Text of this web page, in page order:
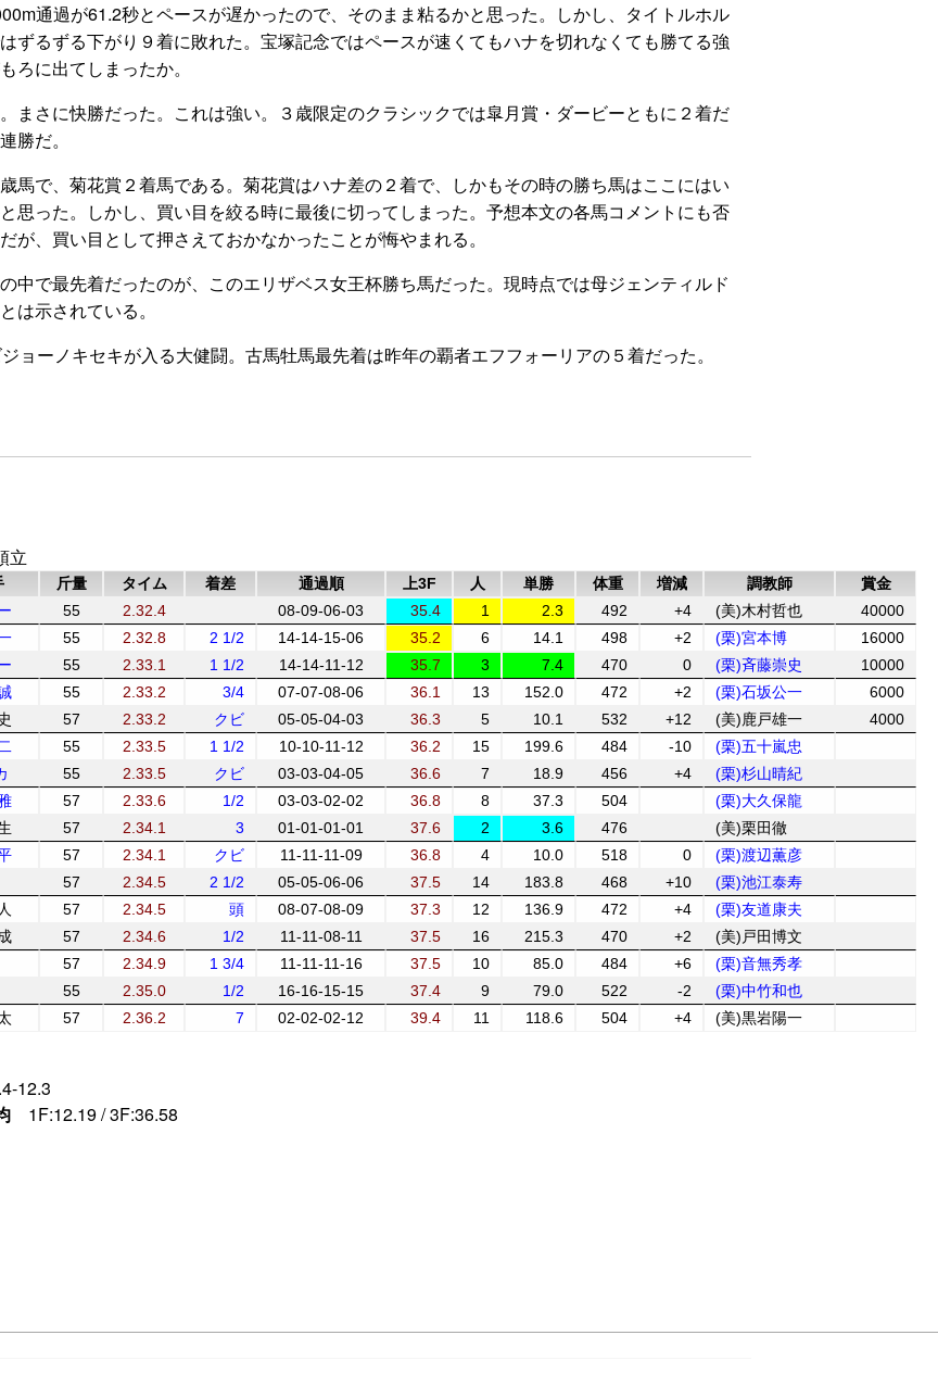
通過が61.2秒とペースが遅かったので、そのまま粘るかと思った。しかし、タイトルホル
ずるずる下がり９着に敗れた。宝塚記念ではペースが速くてもハナを切れなくても勝てる強
ろに出てしまったか。
まさに快勝だった。これは強い。３歳限定のクラシックでは皐月賞・ダービーともに２着だ
勝だ。
馬で、菊花賞２着馬である。菊花賞はハナ差の２着で、しかもその時の勝ち馬はここにはい
思った。しかし、買い目を絞る時に最後に切ってしまった。予想本文の各馬コメントにも否
が、買い目として押さえておかなかったことが悔やまれる。
中で最先着だったのが、このエリザベス女王杯勝ち馬だった。現時点では母ジェンティルド
は示されている。
ョーノキセキが入る大健闘。古馬牡馬最先着は昨年の覇者エフフォーリアの５着だった。
立
斤量 タイム 着差 通過順 上3F 人 単勝 体重 増減 調教師
賞金
55 2.32.4 08-09-06-03 35.4 1 2.3 492 +4 (美)木村哲也
40000
55 2.32.8 2 1/2 14-14-15-06 35.2 6 14.1 498 +2 (栗)宮本博
16000
55 2.33.1 1 1/2 14-14-11-12 35.7 3 7.4 470 0 (栗)斉藤崇史
10000
55 2.33.2 3/4 07-07-08-06 36.1 13 152.0 472 +2 (栗)石坂公一
6000
57 2.33.2 クビ 05-05-04-03 36.3 5 10.1 532 +12 (美)鹿戸雄一
4000
55 2.33.5 1 1/2 10-10-11-12 36.2 15 199.6 484 -10
(栗)五十嵐忠
55 2.33.5 クビ 03-03-04-05 36.6 7 18.9 456 +4
(栗)杉山晴紀
57 2.33.6 1/2 03-03-02-02 36.8 8 37.3 504
(栗)大久保龍
57 2.34.1 3 01-01-01-01 37.6 2 3.6 476
(美)栗田徹
57 2.34.1 クビ 11-11-11-09 36.8 4 10.0 518 0
(栗)渡辺薫彦
57 2.34.5 2 1/2 05-05-06-06 37.5 14 183.8 468 +10
(栗)池江泰寿
57 2.34.5 頭 08-07-08-09 37.3 12 136.9 472 +4
(栗)友道康夫
57 2.34.6 1/2 11-11-08-11 37.5 16 215.3 470 +2
(美)戸田博文
57 2.34.9 1 3/4 11-11-11-16 37.5 10 85.0 484 +6
(栗)音無秀孝
55 2.35.0 1/2 16-16-15-15 37.4 9 79.0 522 -2
(栗)中竹和也
57 2.36.2 7 02-02-02-12 39.4 11 118.6 504 +4 (美)黒岩陽一
12.3
1F:12.19 / 3F:36.58